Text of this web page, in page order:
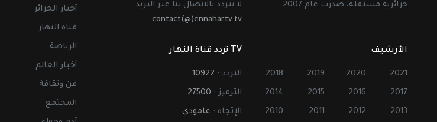
جزائرية مستقلة، صدرت عام 2007.
لا تتردد بالاتصال بنا عبر البريد
contact(@)ennahartv.tv
الأرشيف
2021
2020
2019
2018
2017
2016
2015
2014
2013
2012
2011
2010
TV تردد قناة النهار
التردد : 10922
الترميز : 27500
الإتجاه : عامودي
أخبار الجزائر
قناة النهار
الرياضة
أخبار العالم
فن وثقافة
المجتمع